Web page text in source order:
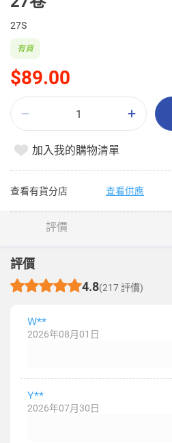
27S
$89.00
有貨
加入我的購物清單
查看有貨分店 查看供應
評價
評價
4.8(217 評價)
W**
2026年08月01日
Y**
2026年07月30日